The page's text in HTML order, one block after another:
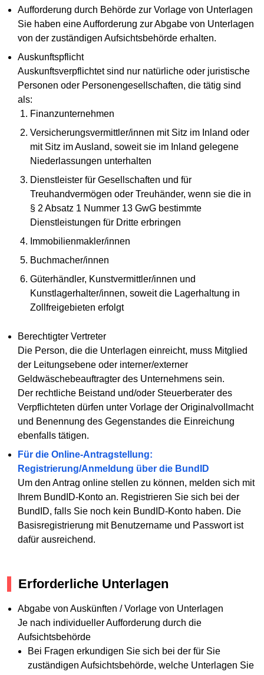
Aufforderung durch Behörde zur Vorlage von Unterlagen
Sie haben eine Aufforderung zur Abgabe von Unterlagen
von der zuständigen Aufsichtsbehörde erhalten.
Auskunftspflicht
Auskunftsverpflichtet sind nur natürliche oder juristische
Personen oder Personengesellschaften, die tätig sind
als:
Finanzunternehmen
Versicherungsvermittler/innen mit Sitz im Inland oder
mit Sitz im Ausland, soweit sie im Inland gelegene
Niederlassungen unterhalten
Dienstleister für Gesellschaften und für
Treuhandvermögen oder Treuhänder, wenn sie die in
§ 2 Absatz 1 Nummer 13 GwG bestimmte
Dienstleistungen für Dritte erbringen
Immobilienmakler/innen
Buchmacher/innen
Güterhändler, Kunstvermittler/innen und
Kunstlagerhalter/innen, soweit die Lagerhaltung in
Zollfreigebieten erfolgt
Berechtigter Vertreter
Die Person, die die Unterlagen einreicht, muss Mitglied
der Leitungsebene oder interner/externer
Geldwäschebeauftragter des Unternehmens sein.
Der rechtliche Beistand und/oder Steuerberater des
Verpflichteten dürfen unter Vorlage der Originalvollmacht
und Benennung des Gegenstandes die Einreichung
ebenfalls tätigen.
Für die Online-Antragstellung:
Registrierung/Anmeldung über die BundID
Um den Antrag online stellen zu können, melden sich mit
Ihrem BundID-Konto an. Registrieren Sie sich bei der
BundID, falls Sie noch kein BundID-Konto haben. Die
Basisregistrierung mit Benutzername und Passwort ist
dafür ausreichend.
Erforderliche Unterlagen
Abgabe von Auskünften / Vorlage von Unterlagen
Je nach individueller Aufforderung durch die
Aufsichtsbehörde
Bei Fragen erkundigen Sie sich bei der für Sie
zuständigen Aufsichtsbehörde, welche Unterlagen Sie